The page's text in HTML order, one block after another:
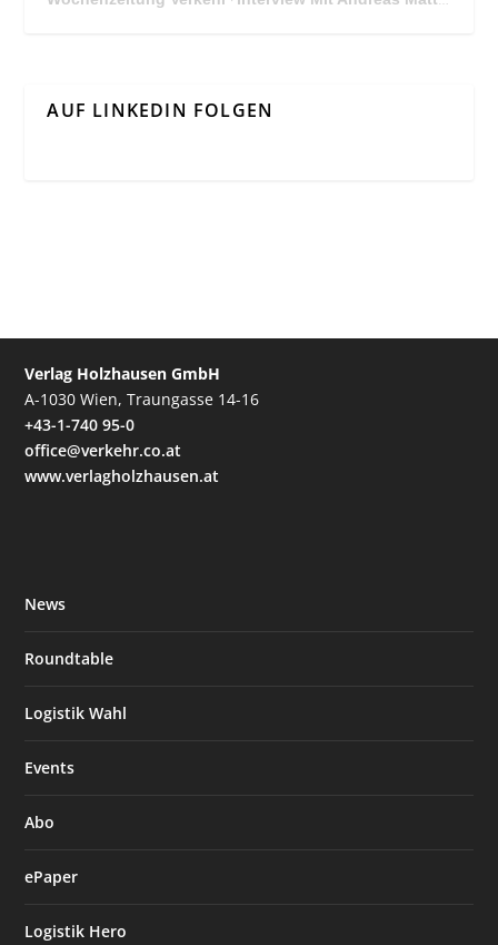
AUF LINKEDIN FOLGEN
Verlag Holzhausen GmbH
A-1030 Wien, Traungasse 14-16
+43-1-740 95-0
office@verkehr.co.at
www.verlagholzhausen.at
News
Roundtable
Logistik Wahl
Events
Abo
ePaper
Logistik Hero